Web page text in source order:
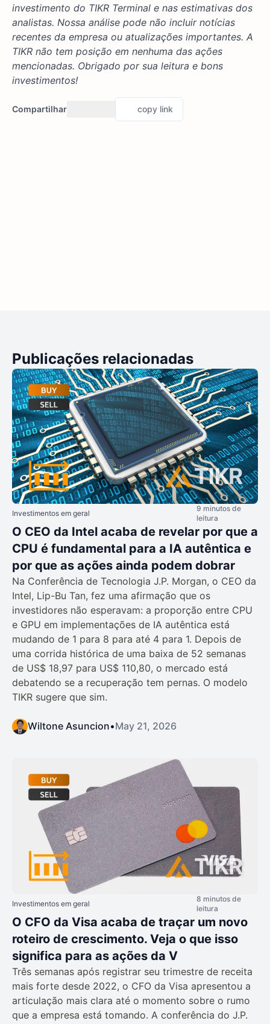
investimento do TIKR Terminal e nas estimativas dos
analistas. Nossa análise pode não incluir notícias
recentes da empresa ou atualizações importantes. A
TIKR não tem posição em nenhuma das ações
mencionadas. Obrigado por sua leitura e bons
investimentos!
Compartilhar copy link
Publicações relacionadas
Investimentos em geral
9 minutos de
leitura
O CEO da Intel acaba de revelar por que a
CPU é fundamental para a IA autêntica e
por que as ações ainda podem dobrar
Na Conferência de Tecnologia J.P. Morgan, o CEO da
Intel, Lip-Bu Tan, fez uma afirmação que os
investidores não esperavam: a proporção entre CPU
e GPU em implementações de IA autêntica está
mudando de 1 para 8 para até 4 para 1. Depois de
uma corrida histórica de uma baixa de 52 semanas
de US$ 18,97 para US$ 110,80, o mercado está
debatendo se a recuperação tem pernas. O modelo
TIKR sugere que sim.
Wiltone Asuncion•May 21, 2026
Investimentos em geral
8 minutos de
leitura
O CFO da Visa acaba de traçar um novo
roteiro de crescimento. Veja o que isso
significa para as ações da V
Três semanas após registrar seu trimestre de receita
mais forte desde 2022, o CFO da Visa apresentou a
articulação mais clara até o momento sobre o rumo
que a empresa está tomando. A conferência do J.P.